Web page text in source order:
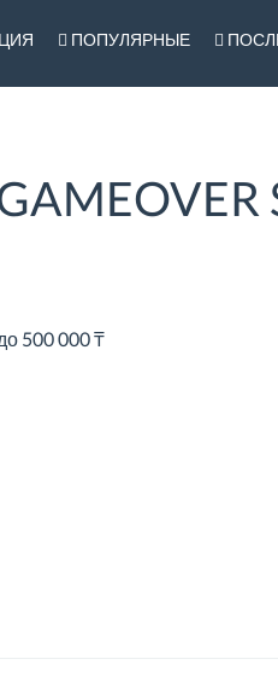
ПОПУЛЯРНЫЕ
500 000 ₸